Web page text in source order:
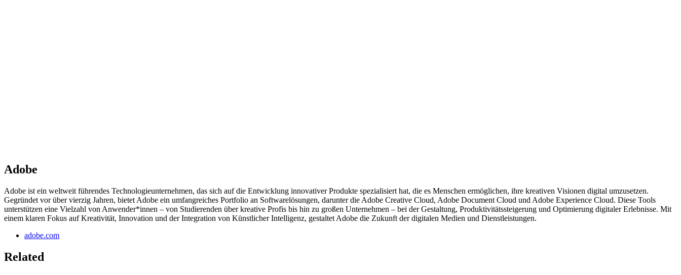
Adobe
Adobe ist ein weltweit führendes Technologieunternehmen, das sich auf die Entwicklung innovativer Produkte spezialisiert hat, die es Menschen ermöglichen, ihre kreativen Visionen digital umzusetzen.
Gegründet vor über vierzig Jahren, bietet Adobe ein umfangreiches Portfolio an Softwarelösungen, darunter die Adobe Creative Cloud, Adobe Document Cloud und Adobe Experience Cloud. Diese Tools
unterstützen eine Vielzahl von Anwender*innen – von Studierenden über kreative Profis bis hin zu großen Unternehmen – bei der Gestaltung, Produktivitätssteigerung und Optimierung digitaler Erlebnisse. Mit
einem klaren Fokus auf Kreativität, Innovation und der Integration von Künstlicher Intelligenz, gestaltet Adobe die Zukunft der digitalen Medien und Dienstleistungen.
adobe.com
Related